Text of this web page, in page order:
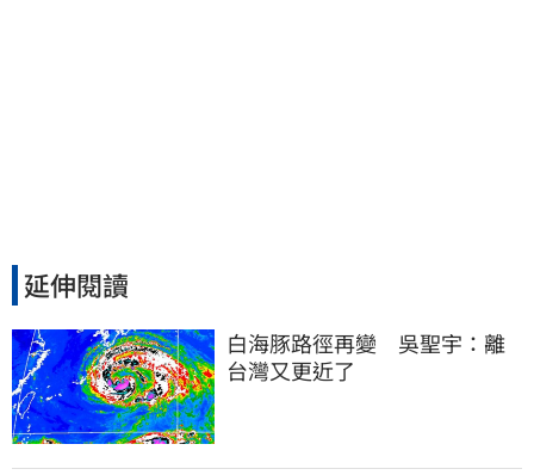
延伸閱讀
白海豚路徑再變　吳聖宇：離
台灣又更近了